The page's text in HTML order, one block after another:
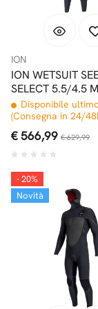
Nel complesso
ION
ION WETSUIT
SELECT 5.5/4.5
UOMO FRONT
CAPPUCCIO
Disponibile
(Consegna in 24/
€ 566,99 € 629,99
- 20%
Novità